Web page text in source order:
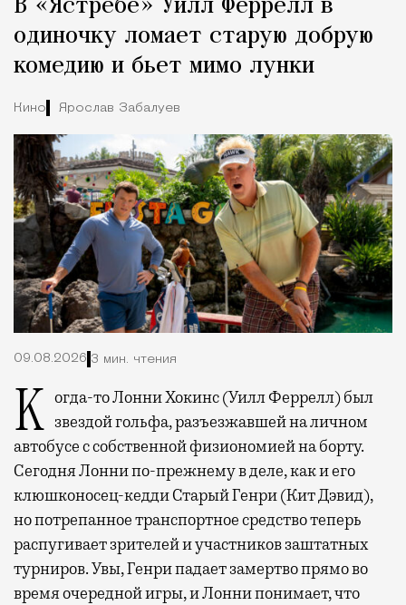
Город
В «Ястребе» Уилл Феррелл в
одиночку ломает старую добрую
комедию и бьет мимо лунки
Кино Ярослав Забалуев
09.08.2026 3 мин. чтения
Когда-то Лонни Хокинс (Уилл Феррелл) был звездой гольфа, разъезжавшей на личном
автобусе с собственной физиономией на борту.
Сегодня Лонни по-прежнему в деле, как и его
клюшконосец-кедди Старый Генри (Кит Дэвид),
но потрепанное транспортное средство теперь
распугивает зрителей и участников заштатных
турниров. Увы, Генри падает замертво прямо во
время очередной игры, и Лонни понимает, что